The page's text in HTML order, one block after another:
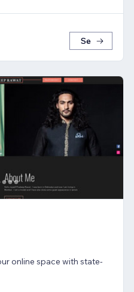
Se
online space with state-